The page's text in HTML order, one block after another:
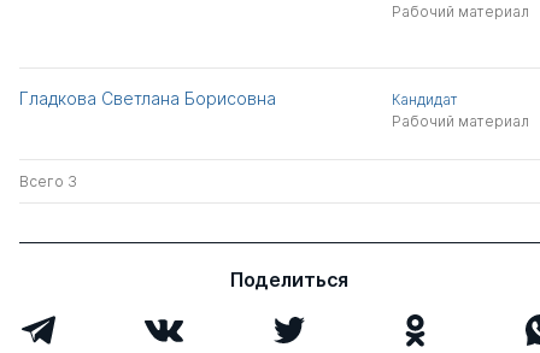
Рабочий материал
Гладкова Светлана Борисовна
Кандидат
Рабочий материал
Всего 3
Поделиться